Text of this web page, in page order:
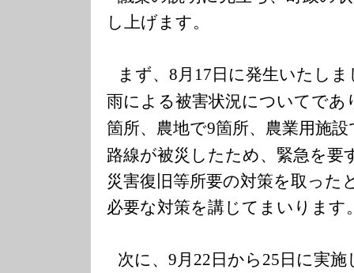
し上げます。
まず、8 月 17日に発生いたし
雨による被害状況についてであ
箇所、農地で9箇所、農業用施設
路線が被災したため、緊急を要
災害復旧等所要の対策を取った
必要な対策を講じてまいります
次に、9 月 22日から 25日に実